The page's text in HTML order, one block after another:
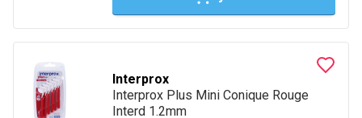
Interprox
Interprox Plus Mini Conique Rouge
Interd 1.2mm